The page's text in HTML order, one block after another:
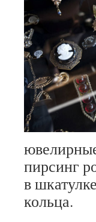
пирсинг
в
кольца.